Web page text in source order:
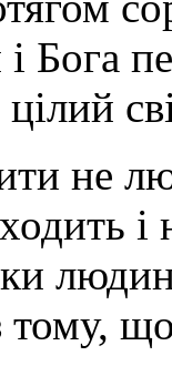
і
не
і
тому,